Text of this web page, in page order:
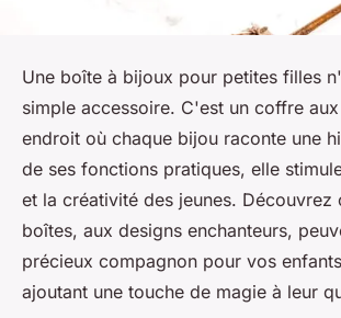
Une boîte à bijoux pour petites filles
simple accessoire. C'est un coffre
endroit où chaque bijou raconte une
de ses fonctions pratiques, elle
et la créativité des jeunes. Découvrez
boîtes, aux designs enchanteurs,
précieux compagnon pour vos
ajoutant une touche de magie à leur